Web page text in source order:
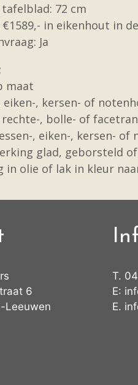
72 cm
in eikenhout in
Ja
maat
eiken-, kersen- of
, bolle- of
, eiken-, kersen-
glad, geborsteld
in olie of lak in kleur
6
Leeuwen
T.
E:
E.